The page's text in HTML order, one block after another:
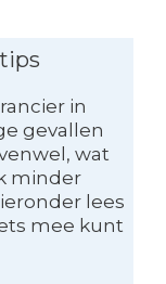
in
gevallen
wat
minder
lees
mee kunt